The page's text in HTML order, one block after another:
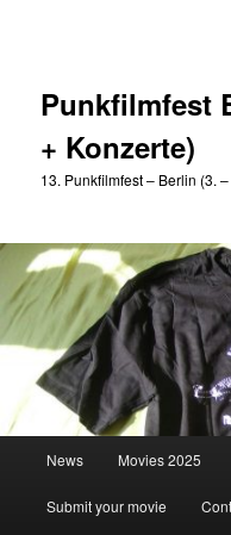
Punkfilmfest
+ Konzerte)
13. Punkfilmfest – Berlin (3.
News Movies 2025
Submit your movie